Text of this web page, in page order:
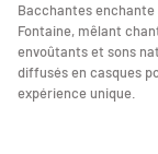
Bacchantes enchante
Fontaine, mêlant
envoûtants et sons
diffusés en casques
expérience unique.